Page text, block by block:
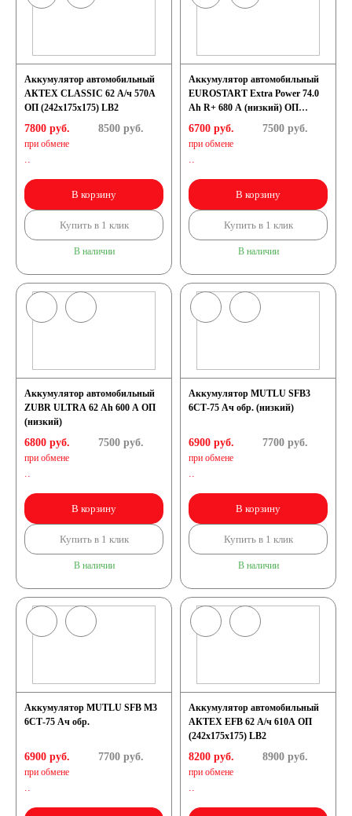
Аккумулятор автомобильный
АКТЕХ CLASSIC 62 А/ч 570А
ОП (242x175x175) LB2
7800 руб.
при обмене
..
8500руб.
В корзину
Купить в 1 клик
В наличии
Аккумулятор автомобильный
EUROSTART Extra Power 74.0
Ah R+ 680 A (низкий) ОП
(278x175x175) LB3
6700 руб.
при обмене
..
7500руб.
В корзину
Купить в 1 клик
В наличии
Аккумулятор автомобильный
ZUBR ULTRA 62 Ah 600 A ОП
(низкий)
6800 руб.
при обмене
..
7500руб.
В корзину
Купить в 1 клик
В наличии
Аккумулятор MUTLU SFB3
6СТ-75 Ач обр. (низкий)
6900 руб.
при обмене
..
7700руб.
В корзину
Купить в 1 клик
В наличии
Аккумулятор MUTLU SFB M3
6СТ-75 Ач обр.
6900 руб.
при обмене
..
7700руб.
Аккумулятор автомобильный
АКТЕХ EFB 62 А/ч 610А ОП
(242x175x175) LB2
8200 руб.
при обмене
..
8900руб.